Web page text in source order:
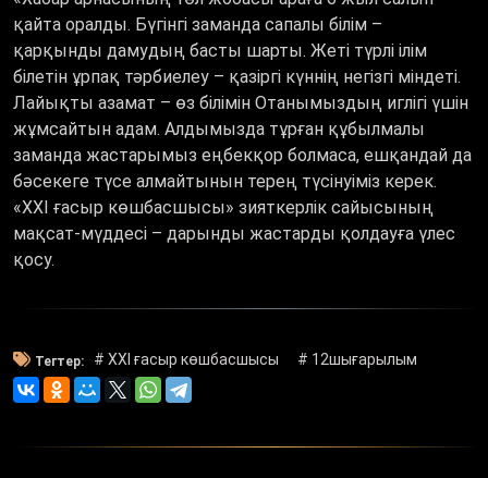
қайта оралды. Бүгінгі заманда сапалы білім –
қарқынды дамудың басты шарты. Жеті түрлі ілім
білетін ұрпақ тәрбиелеу – қазіргі күннің негізгі міндеті.
Лайықты азамат – өз білімін Отанымыздың иглігі үшін
жұмсайтын адам. Алдымызда тұрған құбылмалы
заманда жастарымыз еңбекқор болмаса, ешқандай да
бәсекеге түсе алмайтынын терең түсінуіміз керек.
«ХХІ ғасыр көшбасшысы» зияткерлік сайысының
мақсат-мүддесі – дарынды жастарды қолдауға үлес
қосу.
Тегтер: # ХХІ ғасыр көшбасшысы # 12шығарылым